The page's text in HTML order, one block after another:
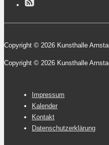
Copyright © 2026 Kunsthalle
Copyright © 2026 Kunsthalle
Footer-
Menü
Impressum
Kalender
Kontakt
Datenschutzerklärung